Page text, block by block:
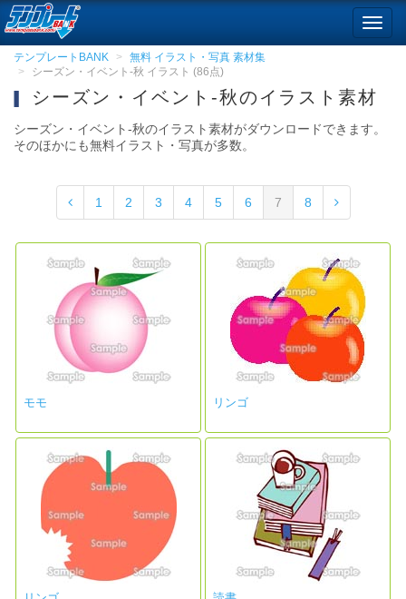
テンプレートBANK
無料 イラスト・写真 素材集
シーズン・イベント-秋 イラスト (86点)
シーズン・イベント-秋のイラスト素材
シーズン・イベント-秋のイラスト素材がダウンロードできます。
そのほかにも無料イラスト・写真が多数。
1 2 3 4 5 6 7 8
モモ リンゴ